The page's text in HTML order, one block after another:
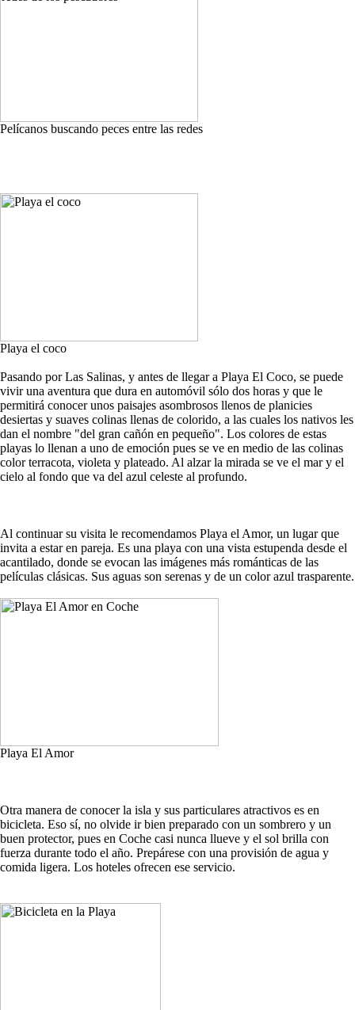
Pelícanos buscando peces entre las redes
Playa el coco
Pasando por Las Salinas, y antes de llegar a Playa El Coco, se puede
vivir una aventura que dura en automóvil sólo dos horas y que le
permitirá conocer unos paisajes asombrosos llenos de planicies
desiertas y suaves colinas llenas de colorido, a las cuales los nativos les
dan el nombre "del gran cañón en pequeño". Los colores de estas
playas lo llenan a uno de emoción pues se ve en medio de las colinas
color terracota, violeta y plateado. Al alzar la mirada se ve el mar y el
cielo al fondo que va del azul celeste al profundo.
Al continuar su visita le recomendamos Playa el Amor, un lugar que
invita a estar en pareja. Es una playa con una vista estupenda desde el
acantilado, donde se evocan las imágenes más románticas de las
películas clásicas. Sus aguas son serenas y de un color azul trasparente.
Playa El Amor
Otra manera de conocer la isla y sus particulares atractivos es en
bicicleta. Eso sí, no olvide ir bien preparado con un sombrero y un
buen protector, pues en Coche casi nunca llueve y el sol brilla con
fuerza durante todo el año. Prepárese con una provisión de agua y
comida ligera. Los hoteles ofrecen ese servicio.